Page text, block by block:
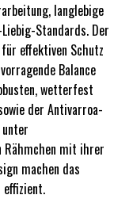
langlebige
Standards. Der
effektiven Schutz
Balance
wetterfest
der Antivarroa-
Rähmchen mit ihrer
machen das
effizient.